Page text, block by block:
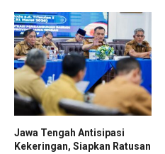
Jawa Tengah Antisipasi
Kekeringan, Siapkan Ratusan